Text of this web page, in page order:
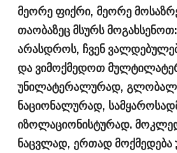
მეორე ფიქრი, მეორე
თაობაზეც მსურს
არასდროს, ჩვენ
და ვიმოქმედოთ
უნილატერალურად,
ნაციონალურად,
იზოლაციონისტურად.
ნაცვლად, ერთად მოქმედება